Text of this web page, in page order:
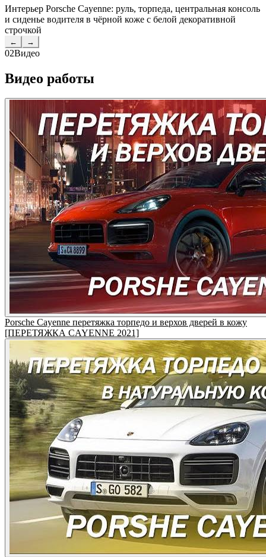
Интерьер Porsche Cayenne: руль, торпеда, центральная консоль
и сиденье водителя в чёрной коже с белой декоративной
строчкой
← →
02Видео
Видео работы
Porsche Cayenne перетяжка торпедо и верхов дверей в кожу
[ПЕРЕТЯЖКА CAYENNE 2021]